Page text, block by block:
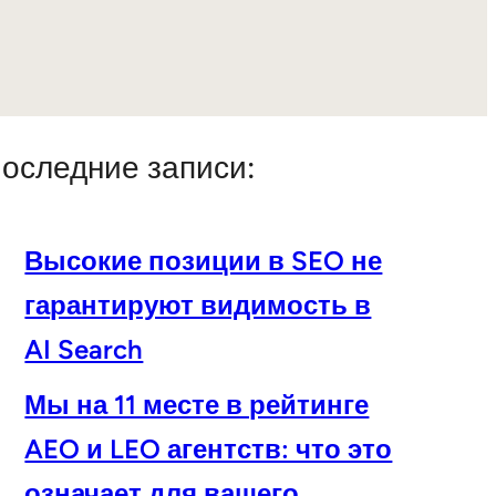
записи:
Высокие позиции в SEO не
гарантируют видимость в
AI Search
Мы на 11 месте в рейтинге
AEO и LEO агентств: что это